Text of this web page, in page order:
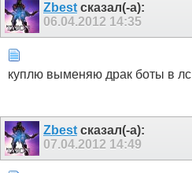
Zbest сказал(-а):
06.04.2012 14:35
куплю выменяю драк боты в лс
Zbest сказал(-а):
07.04.2012 14:49